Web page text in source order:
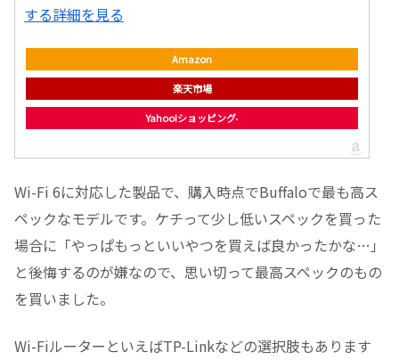
する詳細を見る
Amazon
楽天市場
Yahoo!ショッピング
Wi-Fi 6に対応した製品で、購入時点でBuffaloで最も高ス
ペックなモデルです。ケチって少し低いスペックを買った
場合に「やっぱもっといいやつを買えば良かったかな…」
と後悔するのが嫌なので、思い切って最高スペックのもの
を買いました。
Wi-FiルーターといえばTP-Linkなどの選択肢もあります